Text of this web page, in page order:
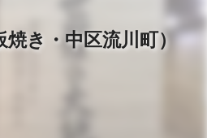
き・中区流川町）